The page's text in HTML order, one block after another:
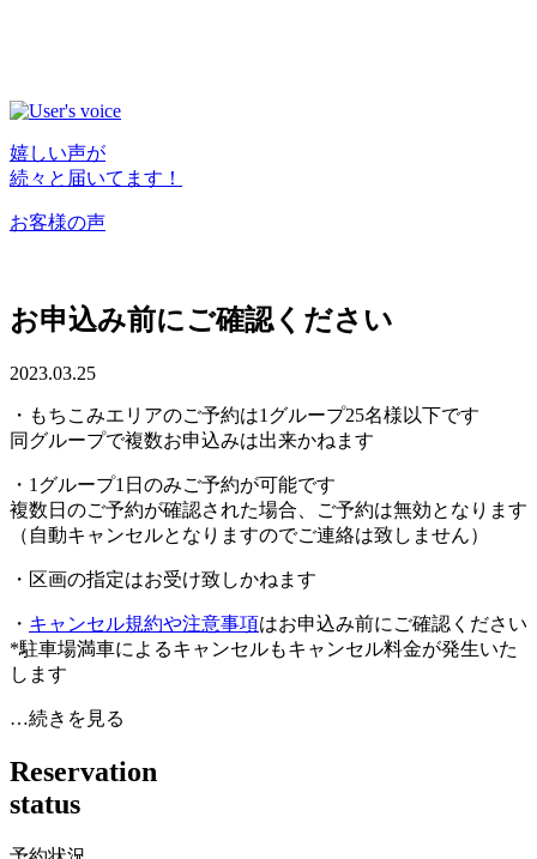
嬉しい声が
続々と届いてます！
お客様の声
お申込み前にご確認ください
2023.03.25
・もちこみエリアのご予約は1グループ25名様以下です
同グループで複数お申込みは出来かねます
・1グループ1日のみご予約が可能です
複数日のご予約が確認された場合、ご予約は無効となります
（自動キャンセルとなりますのでご連絡は致しません）
・区画の指定はお受け致しかねます
・ キャンセル規約や注意事項はお申込み前にご確認ください
*駐車場満車によるキャンセルもキャンセル料金が発生いた
します
…続きを見る
Reservation
status